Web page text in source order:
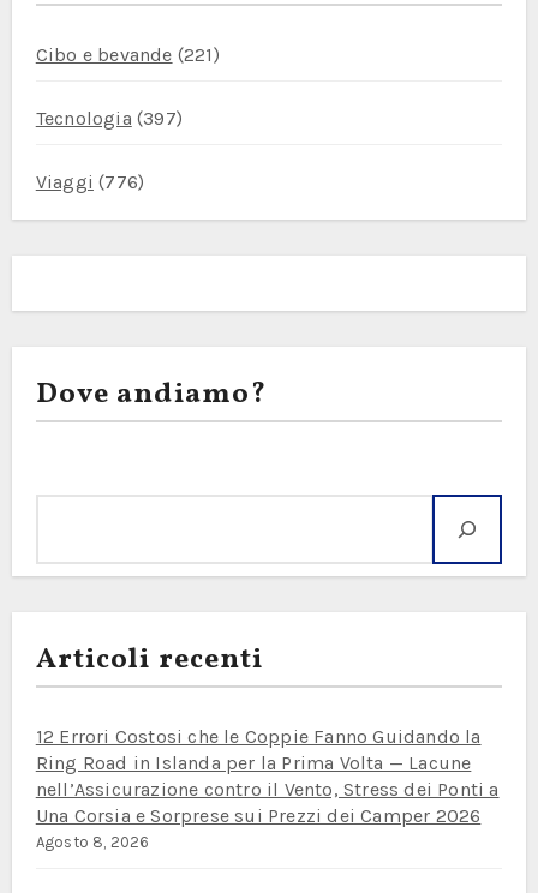
Cibo e bevande (221)
Tecnologia (397)
Viaggi (776)
Dove andiamo?
Articoli recenti
12 Errori Costosi che le Coppie Fanno Guidando la
Ring Road in Islanda per la Prima Volta — Lacune
nell’Assicurazione contro il Vento, Stress dei Ponti a
Una Corsia e Sorprese sui Prezzi dei Camper 2026
Agosto 8, 2026